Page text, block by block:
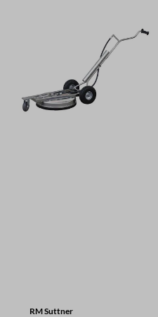
RM Suttner